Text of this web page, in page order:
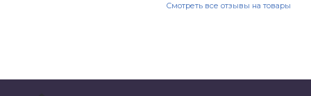
Смотреть все отзывы на товары